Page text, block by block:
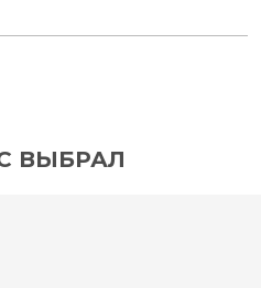
ВЫБРАЛ